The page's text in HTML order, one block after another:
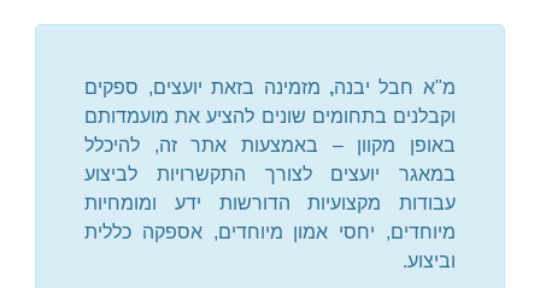
מ"א חבל יבנה, מזמינה בזאת יועצים, ספקים
וקבלנים בתחומים שונים להציע את מועמדותם
באופן מקוון – באמצעות אתר זה, להיכלל
במאגר יועצים לצורך התקשרויות לביצוע
עבודות מקצועיות הדורשות ידע ומומחיות
מיוחדים, יחסי אמון מיוחדים, אספקה כללית
וביצוע.